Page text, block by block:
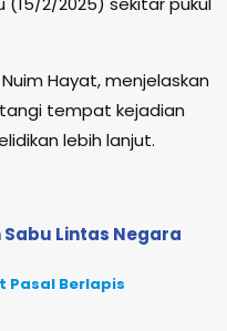
Hayat, menjelaskan
tempat kejadian
lebih lanjut.
Lintas Negara
Pasal Berlapis